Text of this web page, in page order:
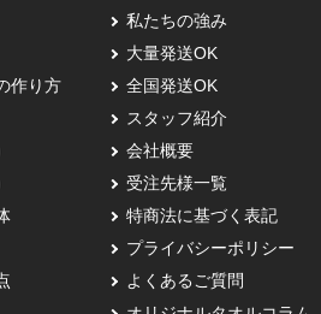
作り方
私たちの強み
大量発送OK
全国発送OK
スタッフ紹介
会社概要
受注先様一覧
特商法に基づく表記
プライバシーポリシー
よくあるご質問